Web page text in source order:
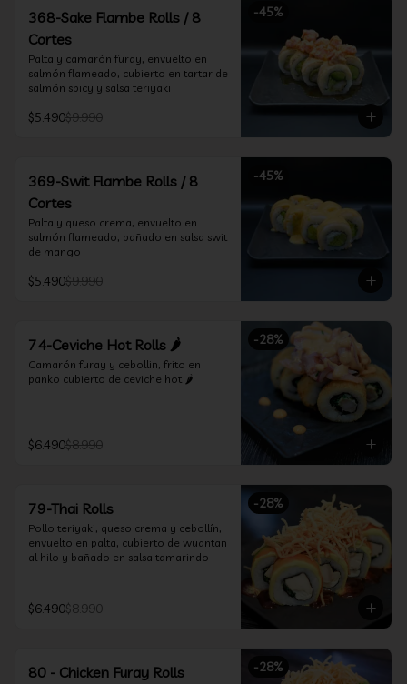
-45%
368-Sake Flambe Rolls / 8
Cortes
Palta y camarón furay, envuelto en
salmón flameado, cubierto en tartar de
salmón spicy y salsa teriyaki
$5.490$9.990
-45%
369-Swit Flambe Rolls / 8
Cortes
Palta y queso crema, envuelto en
salmón flameado, bañado en salsa swit
de mango
$5.490$9.990
-28%
74-Ceviche Hot Rolls 🌶️
Camarón furay y cebollin, frito en
panko cubierto de ceviche hot 🌶️
$6.490$8.990
-28%
79-Thai Rolls
Pollo teriyaki, queso crema y cebollín,
envuelto en palta, cubierto de wuantan
al hilo y bañado en salsa tamarindo
$6.490$8.990
-28%
80 - Chicken Furay Rolls